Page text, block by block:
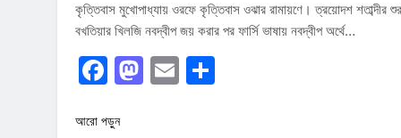
কৃত্তিবাস মুখোপাধ্যায় ওরফে কৃত্তিবাস ওঝার রামায়ণে। ত্রয়োদশ শতাব্দীর
বখতিয়ার খিলজি নবদ্বীপ জয় করার পর ফার্সি ভাষায় নবদ্বীপ অর্থে…
Facebook
Mastodon
Email
আরো পড়ুন